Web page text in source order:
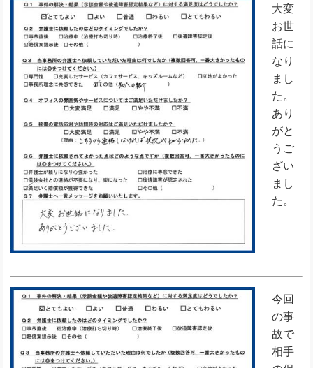
大変
お世
話に
なり
まし
た。
あり
がと
うご
ざい
まし
た。
今回
の事
故で
相手